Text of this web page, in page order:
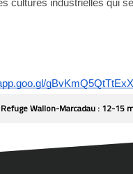
cultures industrielles qui
Wallon-Marcadau : 12-15